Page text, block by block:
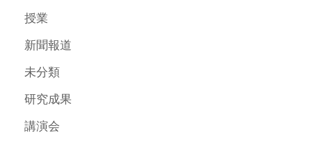
授業
新聞報道
未分類
研究成果
講演会